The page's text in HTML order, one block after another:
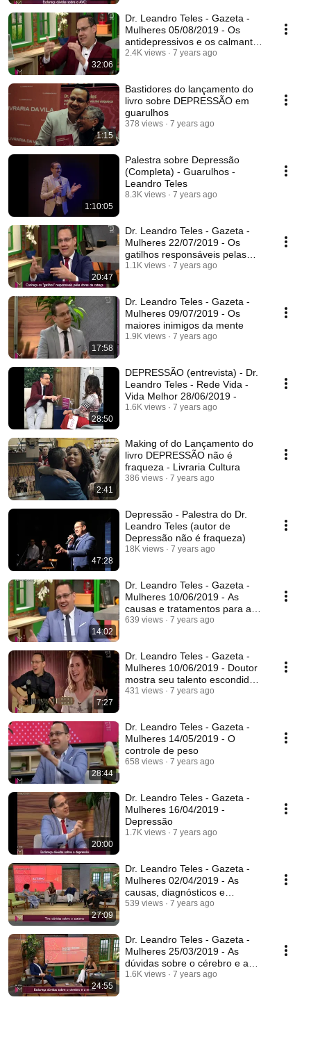
32:06
Dr. Leandro Teles - Gazeta -
Mulheres 05/08/2019 - Os
antidepressivos e os calmantes
tarja preta
2.4K views 7 years ago
1:15
Bastidores do lançamento do
livro sobre DEPRESSÃO em
guarulhos
378 views 7 years ago
1:10:05
Palestra sobre Depressão
(Completa) - Guarulhos -
Leandro Teles
8.3K views 7 years ago
20:47
Dr. Leandro Teles - Gazeta -
Mulheres 22/07/2019 - Os
gatilhos responsáveis pelas
dores de cabeça
1.1K views 7 years ago
17:58
Dr. Leandro Teles - Gazeta -
Mulheres 09/07/2019 - Os
maiores inimigos da mente
1.9K views 7 years ago
28:50
DEPRESSÃO (entrevista) - Dr.
Leandro Teles - Rede Vida -
Vida Melhor 28/06/2019 -
1.6K views 7 years ago
2:41
Making of do Lançamento do
livro DEPRESSÃO não é
fraqueza - Livraria Cultura
386 views 7 years ago
47:28
Depressão - Palestra do Dr.
Leandro Teles (autor de
Depressão não é fraqueza)
18K views 7 years ago
14:02
Dr. Leandro Teles - Gazeta -
Mulheres 10/06/2019 - As
causas e tratamentos para a
depressão
639 views 7 years ago
7:27
Dr. Leandro Teles - Gazeta -
Mulheres 10/06/2019 - Doutor
mostra seu talento escondido,
no Lado B
431 views 7 years ago
28:44
Dr. Leandro Teles - Gazeta -
Mulheres 14/05/2019 - O
controle de peso
658 views 7 years ago
20:00
Dr. Leandro Teles - Gazeta -
Mulheres 16/04/2019 -
Depressão
1.7K views 7 years ago
27:09
Dr. Leandro Teles - Gazeta -
Mulheres 02/04/2019 - As
causas, diagnósticos e
tratamento do autismo
539 views 7 years ago
24:55
Dr. Leandro Teles - Gazeta -
Mulheres 25/03/2019 - As
dúvidas sobre o cérebro e a
mente
1.6K views 7 years ago